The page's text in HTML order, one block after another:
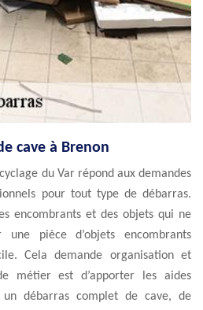
cave à Brenon
du Var répond aux demandes
pour tout type de débarras.
encombrants et des objets qui ne
pièce d’objets encombrants
Cela demande organisation et
métier est d’apporter les aides
un débarras complet de cave, de